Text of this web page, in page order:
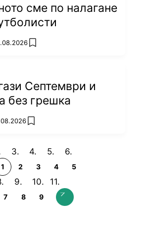
сме по налагане
add favorites
Септември и
без грешка
add favorites
1 2 3 4 5
7 8 9